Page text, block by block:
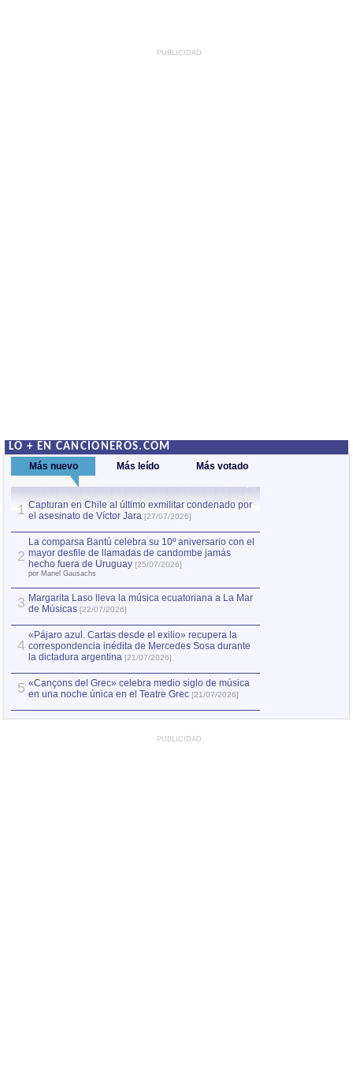
PUBLICIDAD
LO + EN CANCIONEROS.COM
Más nuevo Más leído Más votado
1 Capturan en Chile al último exmilitar condenado por
el asesinato de Víctor Jara [27/07/2026]
2
La comparsa Bantú celebra su 10º aniversario con el
mayor desfile de llamadas de candombe jamás
hecho fuera de Uruguay [25/07/2026]
por Manel Gausachs
3 Margarita Laso lleva la música ecuatoriana a La Mar
de Músicas [22/07/2026]
4
«Pájaro azul. Cartas desde el exilio» recupera la
correspondencia inédita de Mercedes Sosa durante
la dictadura argentina [21/07/2026]
5 «Cançons del Grec» celebra medio siglo de música
en una noche única en el Teatre Grec [21/07/2026]
PUBLICIDAD